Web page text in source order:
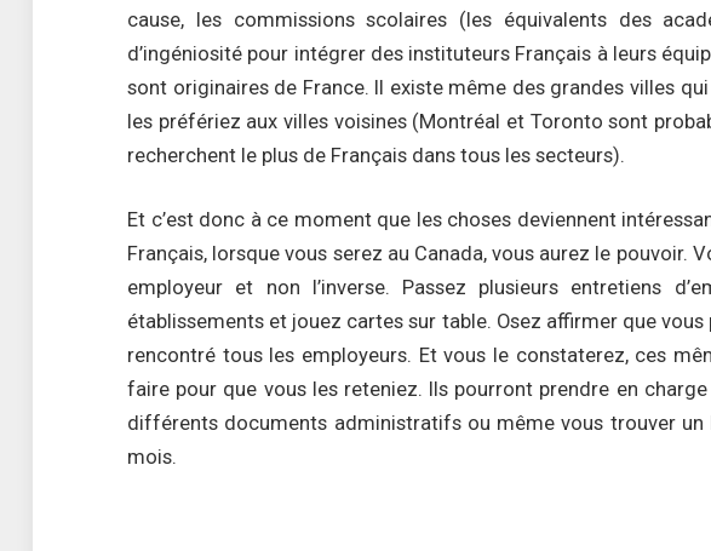
cause, les commissions scolaires (les équivalents des
d’ingéniosité pour intégrer des instituteurs Français à leurs
sont originaires de France. Il existe même des grandes villes
les préfériez aux villes voisines (Montréal et Toronto sont
recherchent le plus de Français dans tous les secteurs).
Et c’est donc à ce moment que les choses deviennent
Français, lorsque vous serez au Canada, vous aurez le
employeur et non l’inverse. Passez plusieurs entretiens
établissements et jouez cartes sur table. Osez affirmer que
rencontré tous les employeurs. Et vous le constaterez, ces
faire pour que vous les reteniez. Ils pourront prendre en
différents documents administratifs ou même vous trouver un
mois.